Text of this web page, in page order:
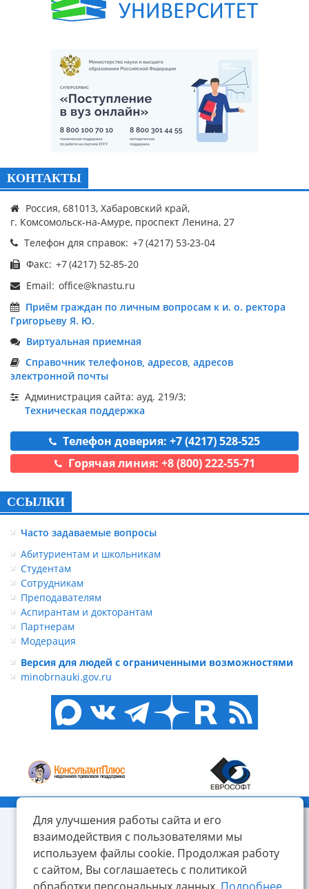
Для улучшения работы сайта и его
взаимодействия с пользователями мы
используем файлы cookie. Продолжая работу
с сайтом, Вы соглашаетесь с политикой
КОНТАКТЫ
Россия, 681013, Хабаровский край,
г. Комсомольск-на-Амуре, проспект Ленина, 27
Телефон для справок:
Факс:
Email:
Приём граждан по личным вопросам к и. о. ректора
Григорьеву Я. Ю.
Виртуальная приемная
Справочник телефонов, адресов, адресов
электронной почты
Администрация сайта: ауд. 219/3;
Техническая поддержка
Телефон доверия: +7 (4217) 528-525
Горячая линия: +8 (800) 222-55-71
ССЫЛКИ
Часто задаваемые вопросы
Абитуриентам и школьникам
Студентам
Сотрудникам
Преподавателям
Аспирантам и докторантам
Партнерам
Модерация
Версия для людей с ограниченными возможностями
minobrnauki.gov.ru